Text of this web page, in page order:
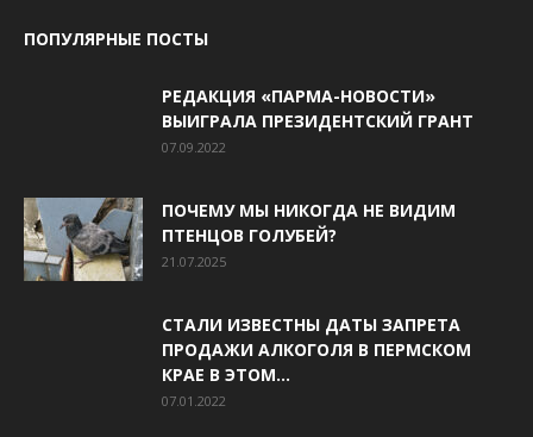
ПОПУЛЯРНЫЕ ПОСТЫ
РЕДАКЦИЯ «ПАРМА-НОВОСТИ»
ВЫИГРАЛА ПРЕЗИДЕНТСКИЙ ГРАНТ
07.09.2022
ПОЧЕМУ МЫ НИКОГДА НЕ ВИДИМ
ПТЕНЦОВ ГОЛУБЕЙ?
21.07.2025
СТАЛИ ИЗВЕСТНЫ ДАТЫ ЗАПРЕТА
ПРОДАЖИ АЛКОГОЛЯ В ПЕРМСКОМ
КРАЕ В ЭТОМ...
07.01.2022